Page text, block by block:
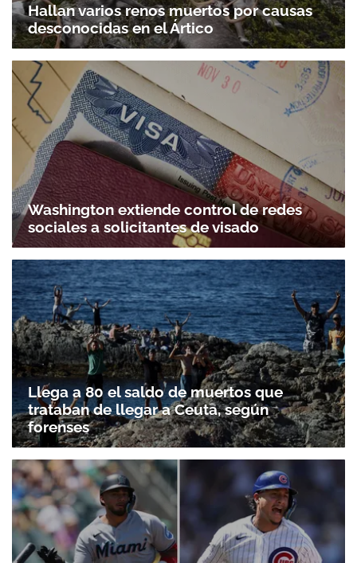
Hallan varios renos muertos por causas
desconocidas en el Ártico
Washington extiende control de redes
sociales a solicitantes de visado
Llega a 80 el saldo de muertos que
trataban de llegar a Ceuta, según
forenses